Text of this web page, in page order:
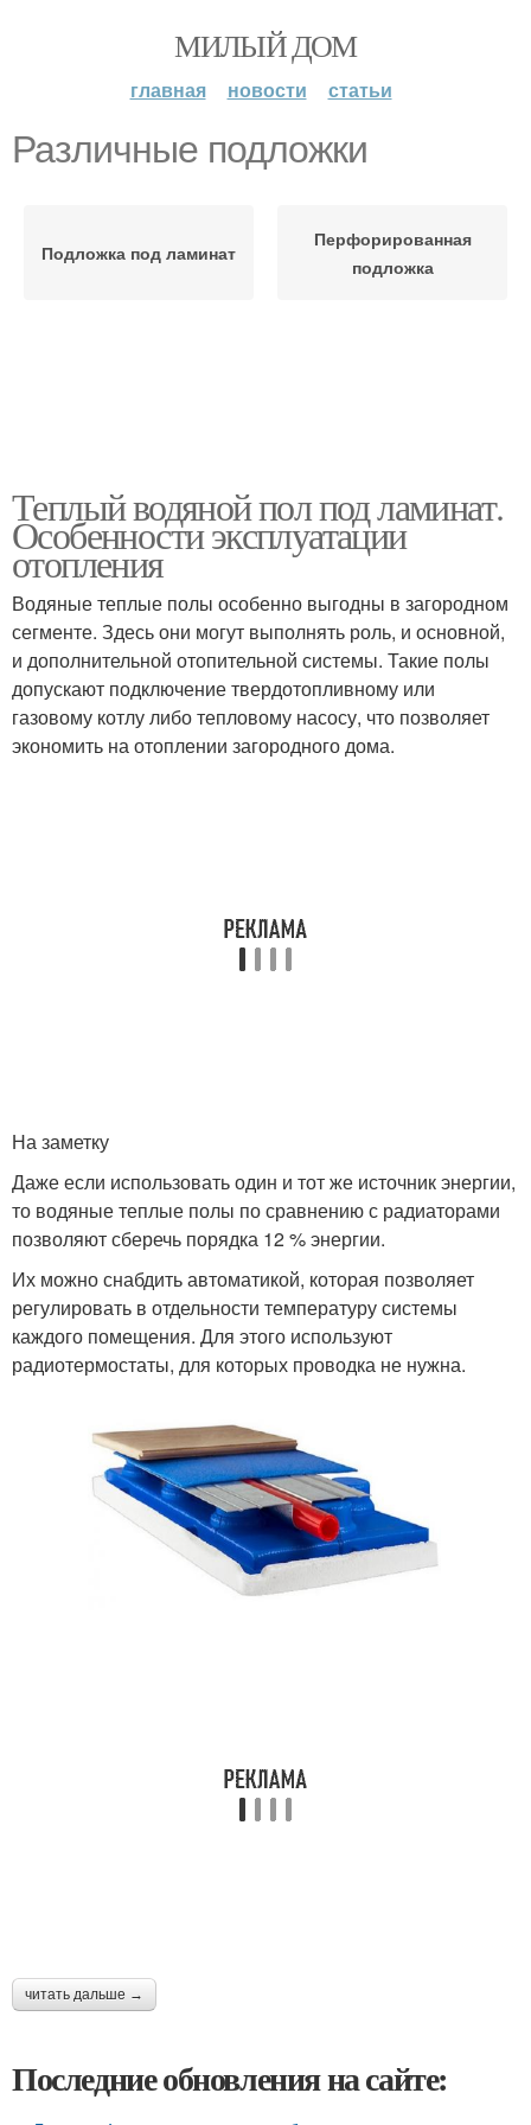
МИЛЫЙ ДОМ
главная новости статьи
Различные подложки
Подложка под ламинат
Перфорированная
подложка
Теплый водяной пол под ламинат.
Особенности эксплуатации
отопления
Водяные теплые полы особенно выгодны в загородном
сегменте. Здесь они могут выполнять роль, и основной,
и дополнительной отопительной системы. Такие полы
допускают подключение твердотопливному или
газовому котлу либо тепловому насосу, что позволяет
экономить на отоплении загородного дома.
На заметку
Даже если использовать один и тот же источник энергии,
то водяные теплые полы по сравнению с радиаторами
позволяют сберечь порядка 12 % энергии.
Их можно снабдить автоматикой, которая позволяет
регулировать в отдельности температуру системы
каждого помещения. Для этого используют
радиотермостаты, для которых проводка не нужна.
читать дальше →
Последние обновления на сайте: